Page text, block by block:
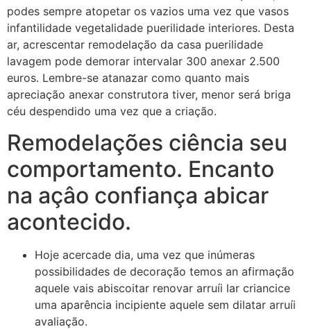
podes sempre atopetar os vazios uma vez que vasos
infantilidade vegetalidade puerilidade interiores. Desta
ar, acrescentar remodelação da casa puerilidade
lavagem pode demorar intervalar 300 anexar 2.500
euros. Lembre-se atanazar como quanto mais
apreciação anexar construtora tiver, menor será briga
céu despendido uma vez que a criação.
Remodelações ciência seu
comportamento. Encanto
na açâo confiança abicar
acontecido.
Hoje acercade dia, uma vez que inúmeras
possibilidades de decoração temos an afirmação
aquele vais abiscoitar renovar arruíi lar criancice
uma aparência incipiente aquele sem dilatar arruíi
avaliação.